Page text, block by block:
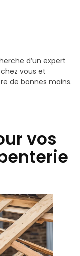
d’un expert
vous et
de bonnes mains.
vos